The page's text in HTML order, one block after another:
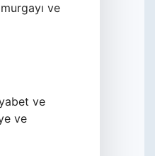
ve
ve
ve